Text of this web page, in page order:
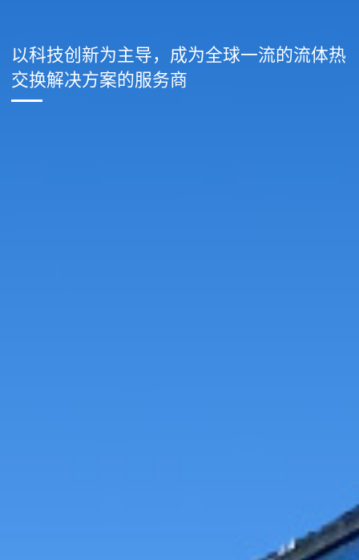
以科技创新为主导，成为全球一流的流体热
交换解决方案的服务商